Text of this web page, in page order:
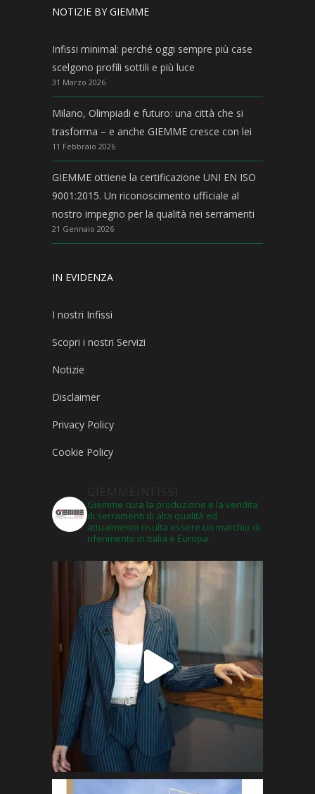
NOTIZIE BY GIEMME
Infissi minimal: perché oggi sempre più case
scelgono profili sottili e più luce
31 Marzo 2026
Milano, Olimpiadi e futuro: una città che si
trasforma – e anche GIEMME cresce con lei
11 Febbraio 2026
GIEMME ottiene la certificazione UNI EN ISO
9001:2015. Un riconoscimento ufficiale al
nostro impegno per la qualità nei serramenti
21 Gennaio 2026
IN EVIDENZA
I nostri Infissi
Scopri i nostri Servizi
Notizie
Disclaimer
Privacy Policy
Cookie Policy
Giemme cura la produzione e la vendita
di serramenti di alta qualità ed
attualmente risulta essere un marchio di
riferimento in Italia e Europa.